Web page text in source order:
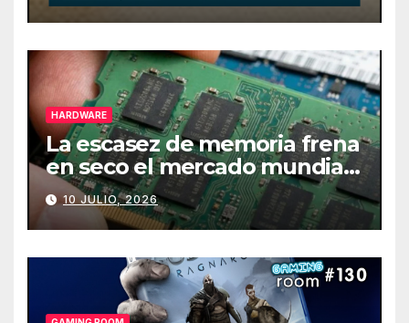
HARDWARE
La escasez de memoria frena
en seco el mercado mundial
de PCs
10 JULIO, 2026